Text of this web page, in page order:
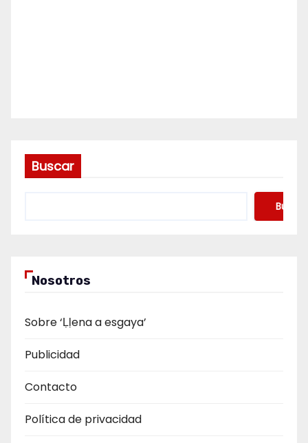
Buscar
Buscar
Nosotros
Sobre ‘Ḷḷena a esgaya’
Publicidad
Contacto
Política de privacidad